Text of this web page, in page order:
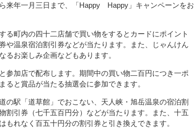
来年一月三日まで、「Happy Happy」キャンペーンをお
る町内の四十二店舗で買い物をするとカードにポイント
や温泉宿泊割引券などが当たります。また、じゃんけん
るお楽しみ企画などもあります。
参加店で配布します。期間中の買い物二百円につき一ポ
ると賞品が当たる抽選会に参加できます。
の駅「道草館」でおこない、天人峡・旭岳温泉の宿泊割
割引券（七千五百円分）などが当たります。また、十五
もれなく百五十円分の割引券と引き換えできます。